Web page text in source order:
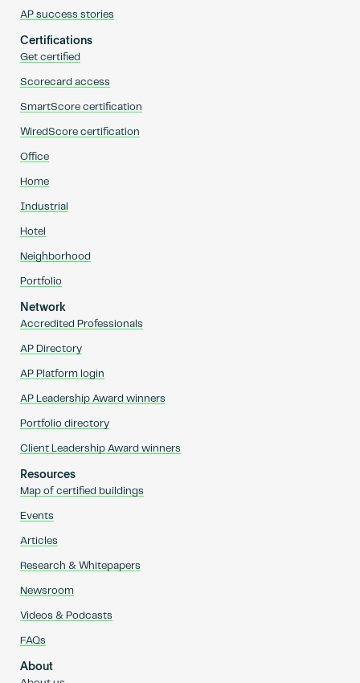
AP success stories
Certifications
Get certified
Scorecard access
SmartScore certification
WiredScore certification
Office
Home
Industrial
Hotel
Neighborhood
Portfolio
Network
Accredited Professionals
AP Directory
AP Platform login
AP Leadership Award winners
Portfolio directory
Client Leadership Award winners
Resources
Map of certified buildings
Events
Articles
Research & Whitepapers
Newsroom
Videos & Podcasts
FAQs
About